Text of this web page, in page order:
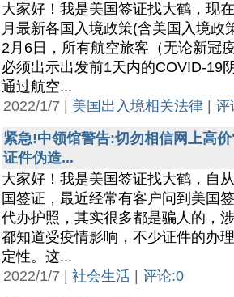
大家好！我是美国签证找大鹤，现
月最新各国入境政策(含美国入境政
2月6日，所有航空旅客（无论新冠
必须出示出发前1天内的COVID-19
通过航空...
2022/1/7 | 美国出入境相关法律
评
紧急!中领馆警告:切勿相信网上高
证件伪造...
大家好！我是美国签证找大鹤，自
国签证，最近经常有客户问到美国
代办护照，其实很多都是骗人的，
都知道受疫情影响，不少证件的办
定性。这...
2022/1/7 | 社会生活
评论:0